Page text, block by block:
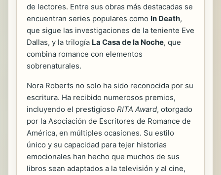
de lectores. Entre sus obras más destacadas se
encuentran series populares como In Death,
que sigue las investigaciones de la teniente Eve
Dallas, y la trilogía La Casa de la Noche, que
combina romance con elementos
sobrenaturales.
Nora Roberts no solo ha sido reconocida por su
escritura. Ha recibido numerosos premios,
incluyendo el prestigioso RITA Award, otorgado
por la Asociación de Escritores de Romance de
América, en múltiples ocasiones. Su estilo
único y su capacidad para tejer historias
emocionales han hecho que muchos de sus
libros sean adaptados a la televisión y al cine,